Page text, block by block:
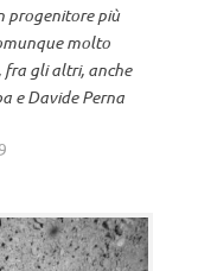
progenitore più
molto
fra gli altri, anche
e Davide Perna